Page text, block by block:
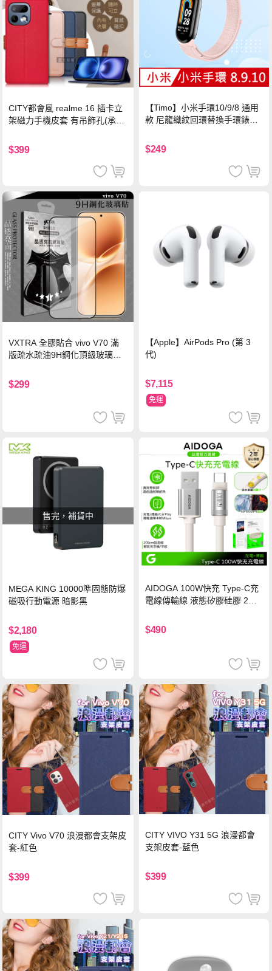
CITY都會風 realme 16 插卡立
架磁力手機皮套 有吊飾孔(承諾
$399
【Timo】小米手環10/9/8 通用
款 尼龍織紋回環替換手環錶帶-
$249
VXTRA 全膠貼合 vivo V70 滿
版疏水疏油9H鋼化頂級玻璃貼
$299
【Apple】AirPods Pro (第 3
代)
$7,115
免運
售完，補貨中
MEGA KING 10000準固態防爆
磁吸行動電源 暗影黑
$2,180
免運
AIDOGA 100W快充 Type-C充
電線傳輸線 液態矽膠硅膠 2M
$490
CITY Vivo V70 浪漫都會支架皮
套-紅色
$399
CITY VIVO Y31 5G 浪漫都會
支架皮套-藍色
$399